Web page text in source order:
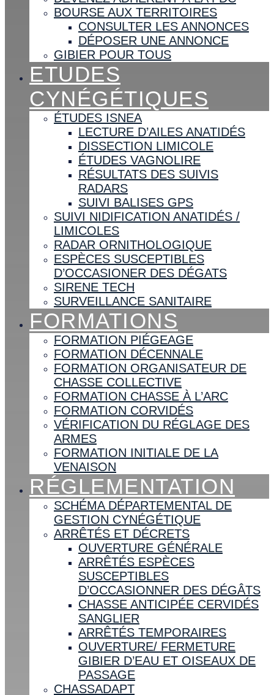
BOURSE AUX TERRITOIRES
CONSULTER LES ANNONCES
DÉPOSER UNE ANNONCE
GIBIER POUR TOUS
ETUDES
CYNÉGÉTIQUES
ÉTUDES ISNEA
LECTURE D’AILES ANATIDÉS
DISSECTION LIMICOLE
ÉTUDES VAGNOLIRE
RÉSULTATS DES SUIVIS
RADARS
SUIVI BALISES GPS
SUIVI NIDIFICATION ANATIDÉS /
LIMICOLES
RADAR ORNITHOLOGIQUE
ESPÈCES SUSCEPTIBLES
D’OCCASIONER DES DÉGATS
SIRENE TECH
SURVEILLANCE SANITAIRE
FORMATIONS
FORMATION PIÉGEAGE
FORMATION DÉCENNALE
FORMATION ORGANISATEUR DE
CHASSE COLLECTIVE
FORMATION CHASSE À L’ARC
FORMATION CORVIDÉS
VÉRIFICATION DU RÉGLAGE DES
ARMES
FORMATION INITIALE DE LA
VENAISON
RÉGLEMENTATION
SCHÉMA DÉPARTEMENTAL DE
GESTION CYNÉGÉTIQUE
ARRÊTÉS ET DÉCRETS
OUVERTURE GÉNÉRALE
ARRÊTÉS ESPÈCES
SUSCEPTIBLES
D’OCCASIONNER DES DÉGÂTS
CHASSE ANTICIPÉE CERVIDÉS
SANGLIER
ARRÊTÉS TEMPORAIRES
OUVERTURE/ FERMETURE
GIBIER D’EAU ET OISEAUX DE
PASSAGE
CHASSADAPT